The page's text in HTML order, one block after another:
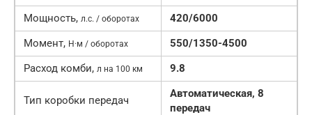
Мощность, л.с. / оборотах
420/6000
Момент, Н·м / оборотах
550/1350-4500
Расход комби, л на 100 км 9.8
Тип коробки передач
Автоматическая, 8
передач